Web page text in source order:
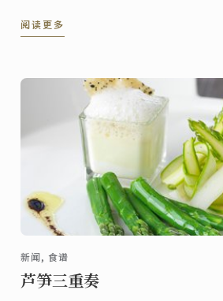
阅读更多
新闻, 食谱
芦笋三重奏